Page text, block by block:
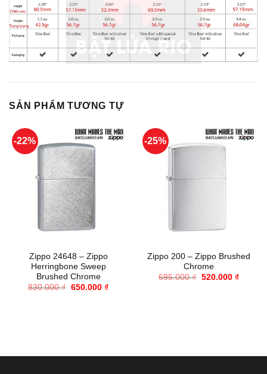
SẢN PHẨM TƯƠNG TỰ
-22%
Zippo 24648 – Zippo
Herringbone Sweep
Brushed Chrome
830.000₫ Giá
650.000 ₫Giá
-25%
Zippo 200 – Zippo Brushed
Chrome
695.000₫ Giá
520.000 ₫Giá